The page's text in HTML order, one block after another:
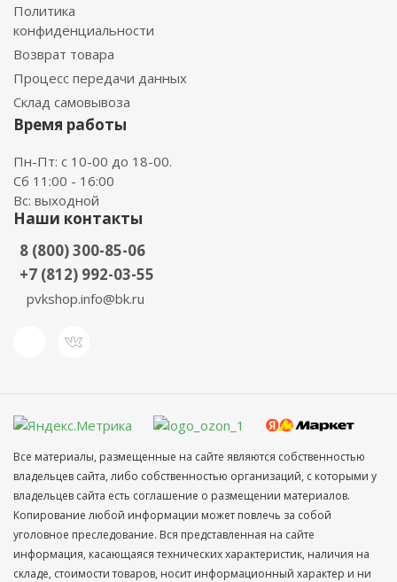
Политика
конфиденциальности
Возврат товара
Процесс передачи данных
Склад самовывоза
Время работы
Пн-Пт: с 10-00 до 18-00.
Сб 11:00 - 16:00
Вс: выходной
Наши контакты
8 (800) 300-85-06
+7 (812) 992-03-55
pvkshop.info@bk.ru
Все материалы, размещенные на сайте являются собственностью
владельцев сайта, либо собственностью организаций, с которыми у
владельцев сайта есть соглашение о размещении материалов.
Копирование любой информации может повлечь за собой
уголовное преследование. Вся представленная на сайте
информация, касающаяся технических характеристик, наличия на
складе, стоимости товаров, носит информационный характер и ни